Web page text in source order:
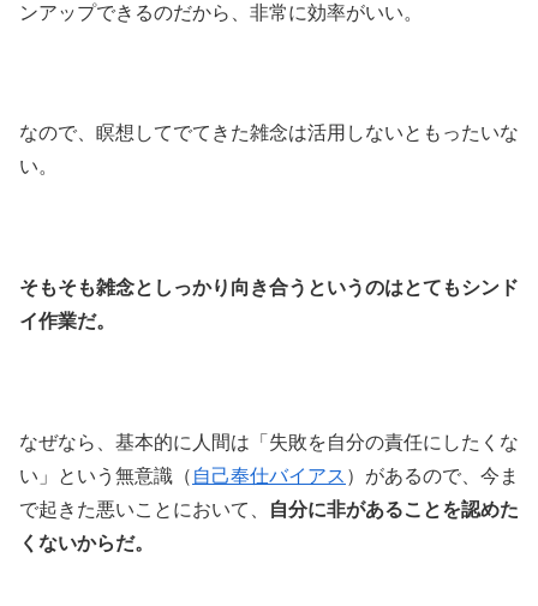
ンアップできるのだから、非常に効率がいい。
なので、瞑想してでてきた雑念は活用しないともったいな
い。
そもそも雑念としっかり向き合うというのはとてもシンド
イ作業だ。
なぜなら、基本的に人間は「失敗を自分の責任にしたくな
い」という無意識（ 自己奉仕バイアス ）があるので、今ま
で起きた悪いことにおいて、
自分に非があることを認めた
くないからだ。